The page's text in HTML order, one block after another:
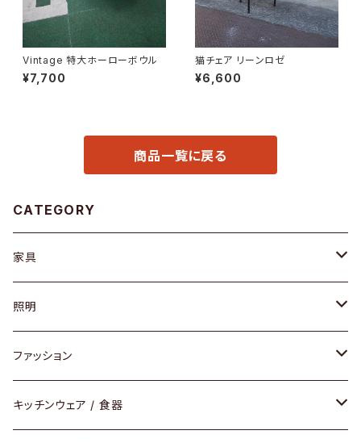
Vintage 特大ホーローボウル
¥7,700
猫チェア リーンロゼ
¥6,600
商品一覧に戻る
CATEGORY
家具
ソファ / ベンチ
チェア / スツール
ダイニングセット / ダイニングテーブル
照明
ペンダントライト
テーブルランプ / デスクスタンド
ファッション
アクセサリー
キッチンウェア / 食器